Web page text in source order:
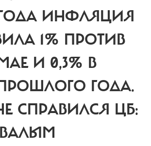
ИНФЛЯЦИЯ
1% ПРОТИВ
И 0,3% В
ГОДА.
СПРАВИЛСЯ ЦБ: